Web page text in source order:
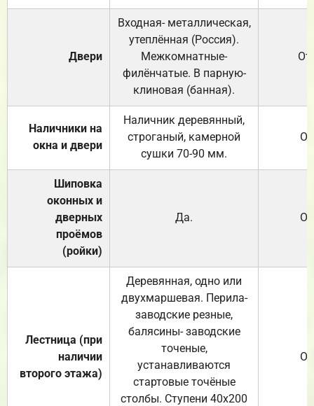
Двери
Входная- металлическая,
утеплённая (Россия).
Межкомнатные-
филёнчатые. В парную-
клиновая (банная).
Наличники на
окна и двери
Наличник деревянный,
строганый, камерной
сушки 70-90 мм.
Шиповка
оконных и
дверных
проёмов
(ройки)
Да.
Лестница (при
наличии
второго этажа)
Деревянная, одно или
двухмаршевая. Перила-
заводские резные,
балясины- заводские
точеные,
устанавливаются
стартовые точёные
столбы. Ступени 40х200